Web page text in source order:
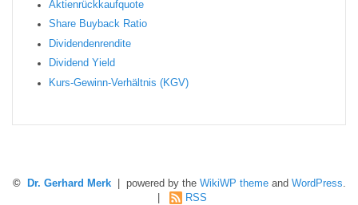
Aktienrückkaufquote
Sha re Buyback Ratio
Dividendenrendite
Dividend Yield
Kurs-Gewinn-Verhältnis (KGV)
© Dr. Gerhard Merk| powered by the WikiWP themeand WordPress.
RSS